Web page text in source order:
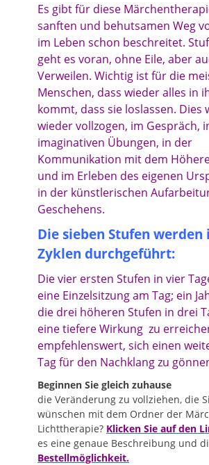
Es gibt für diese
sanften und behutsamen Weg
im Leben schon beschreitet.
geht es voran, ohne Eile, aber
Verweilen. Wichtig ist für die
Menschen, dass wieder alles in
kommt, dass sie loslassen. Dies
wieder vollzogen, im Gespräch,
imaginativen Übungen, in der
Kommunikation mit dem
und im Erleben des eigenen
in der künstlerischen
Geschehens.
Die sieben Stufen werden
Zyklen durchgeführt:
Die vier ersten Stufen in vier
eine Einzelsitzung am Tag; ein
die drei höheren Stufen in drei
eine tiefere Wirkung zu
empfehlenswert, sich einen
Tag für den Nachklang zu
Beginnen Sie gleich zuhause
die Veränderung zu vollziehen, die
wünschen mit dem Ordner der
Lichttherapie? Klicken Sie auf den
es eine genaue Beschreibung und
Bestellmöglichkeit.